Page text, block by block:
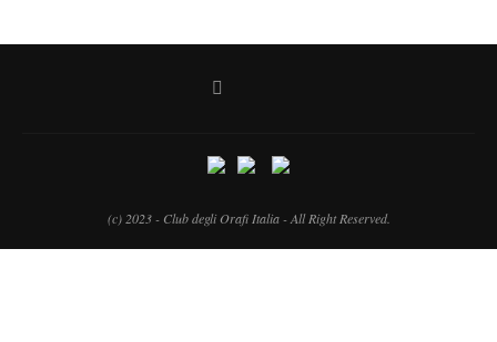
(c) 2023 - Club degli Orafi Italia - All Right Reserved.